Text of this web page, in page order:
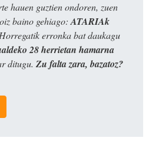
hauen guztien ondoren, zuen
baino gehiago:ATARIAk
erronka bat daukagu
28 herrietan hamarna
ditugu. Zu falta zara, bazatoz?